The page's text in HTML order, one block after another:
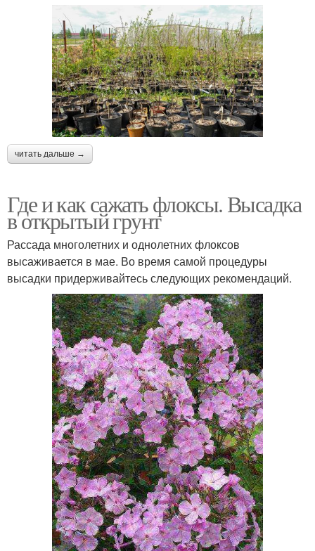
читать дальше →
Где и как сажать флоксы. Высадка
в открытый грунт
Рассада многолетних и однолетних флоксов
высаживается в мае. Во время самой процедуры
высадки придерживайтесь следующих рекомендаций.